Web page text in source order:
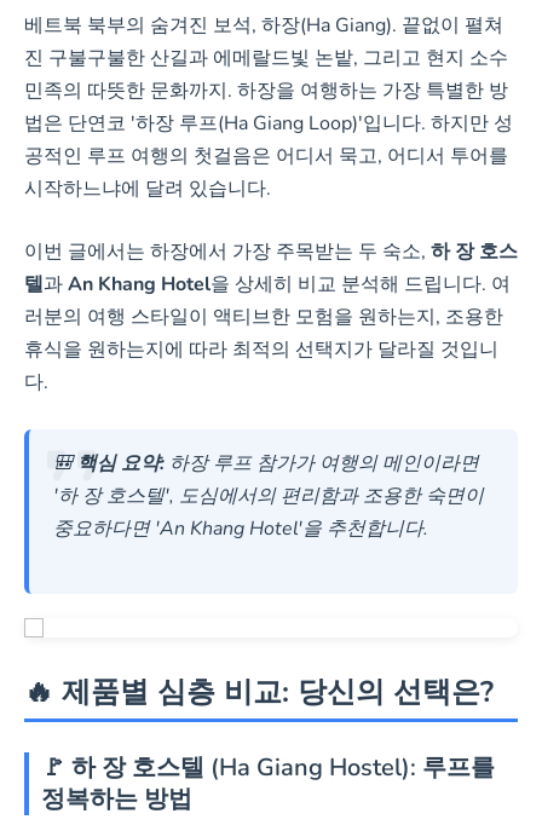
뷰/마운틴뷰)
✅ 2024년 리노베이션 완
료, 무료 Wi-Fi/주차
✅ 친절한 직원, 깨끗한 객
실, 24시간 프런트 데스크
하 장 호스텔 최저가 확인
An Khang Hotel
3성급
Trãi위치, 편리한 접근성
✅ 체크인 12:00 / 체크아
웃 12:00 (여유로운 일정)
An Khang Hotel 할인받기
베트북 북부의 숨겨진 보석, 하장(Ha Giang). 끝없이 펼쳐
진 구불구불한 산길과 에메랄드빛 논밭, 그리고 현지 소수
민족의 따뜻한 문화까지. 하장을 여행하는 가장 특별한 방
법은 단연코 '하장 루프(Ha Giang Loop)'입니다. 하지만 성
공적인 루프 여행의 첫걸음은 어디서 묵고, 어디서 투어를
시작하느냐에 달려 있습니다.
이번 글에서는 하장에서 가장 주목받는 두 숙소, 하 장 호스
텔과An Khang Hotel을 상세히 비교 분석해 드립니다. 여
러분의 여행 스타일이 액티브한 모험을 원하는지, 조용한
휴식을 원하는지에 따라 최적의 선택지가 달라질 것입니
다.
🎒 핵심 요약: 하장 루프 참가가 여행의 메인이라면
'하 장 호스텔', 도심에서의 편리함과 조용한 숙면이
중요하다면 'An Khang Hotel'을 추천합니다.
🔥 제품별 심층 비교: 당신의 선택은?
🚩 하 장 호스텔 (Ha Giang Hostel): 루프를
정복하는 방법